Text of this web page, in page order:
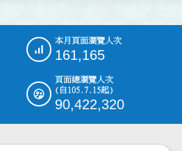
本月頁面瀏覽人次
161,165
頁面總瀏覽人次
(自105.7.15起)
90,422,320